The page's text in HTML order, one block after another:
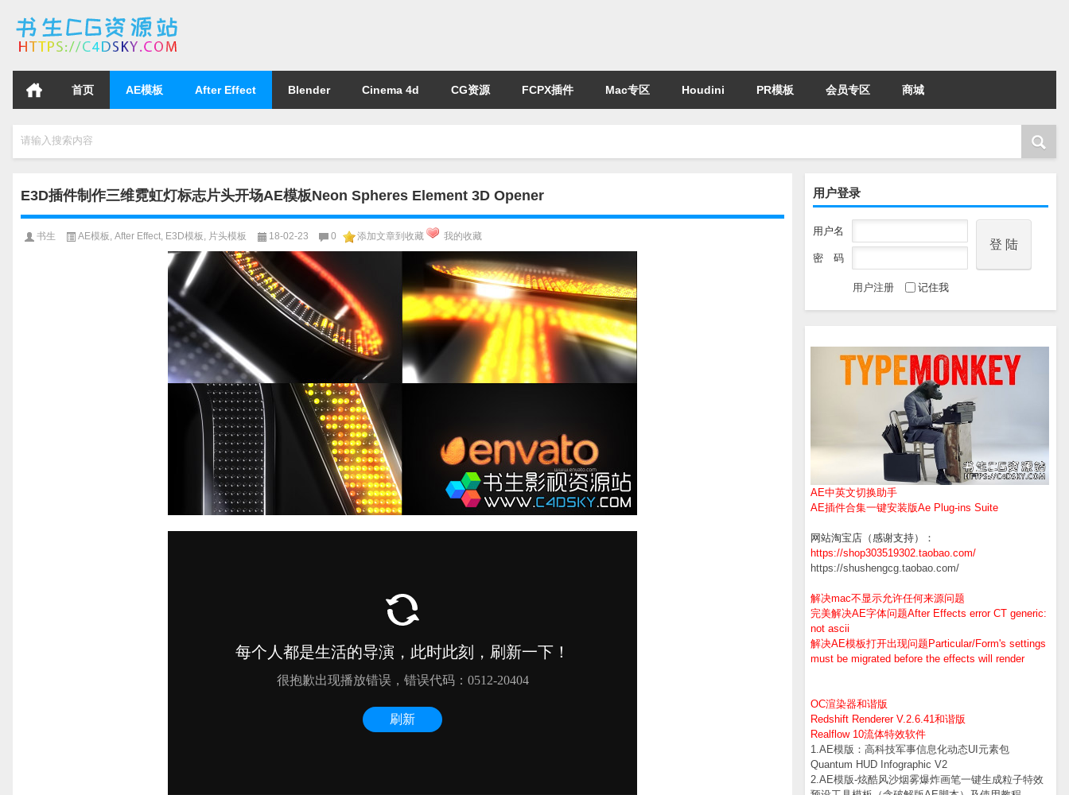
首页 AE模板 After Effect Blender Cinema 4d CG资源 FCPX插件 Mac专区 Houdini PR模板 会员专区 商城
请输入搜索内容
用户登录
用户名
密 码
用户注册 记住我
AE中英文切换助手
AE插件合集一键安装版Ae Plug-ins Suite
网站淘宝店（感谢支持）：
https://shop303519302.taobao.com/
https://shushengcg.taobao.com/
解决mac不显示允许任何来源问题
完美解决AE字体问题After Effects error CT generic:
not ascii
解决AE模板打开出现问题Particular/Form's settings
must be migrated before the effects will render
OC渲染器和谐版
Redshift Renderer V.2.6.41和谐版
Realflow 10流体特效软件
1.AE模版：高科技军事信息化动态UI元素包
Quantum HUD Infographic V2
2.AE模版-炫酷风沙烟雾爆炸画笔一键生成粒子特效
E3D插件制作三维霓虹灯标志片头开场AE模板Neon Spheres Element 3D Opener
书生 AE模板 , After Effect, E3D模板 , 片头模板 18-02-23 0 添加文章到收藏 我的收藏